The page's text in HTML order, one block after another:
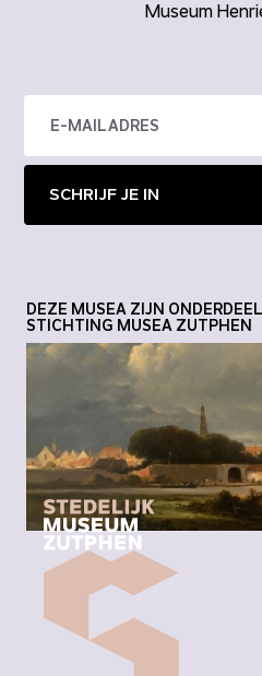
Museum
SCHRIJF JE IN
DEZE MUSEA ZIJN
STICHTING MUSEA ZUTPHEN